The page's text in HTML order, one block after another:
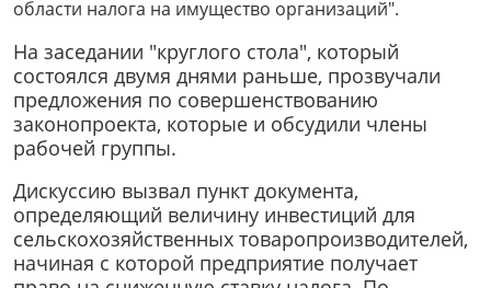
области налога на имущество организаций".
На заседании "круглого стола", который
состоялся двумя днями раньше, прозвучали
предложения по совершенствованию
законопроекта, которые и обсудили члены
рабочей группы.
Дискуссию вызвал пункт документа,
определяющий величину инвестиций для
сельскохозяйственных товаропроизводителей,
начиная с которой предприятие получает